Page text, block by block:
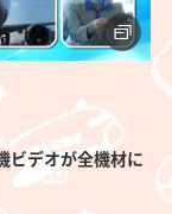
ビデオが全機材に